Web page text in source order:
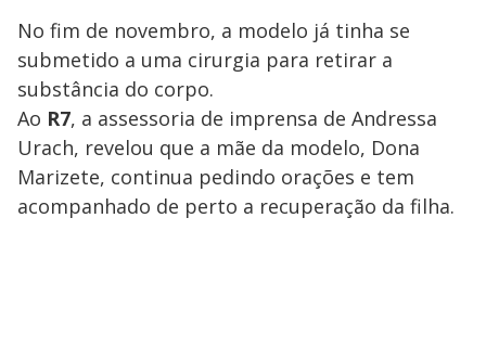
No fim de novembro, a modelo já tinha se
submetido a uma cirurgia para retirar a
substância do corpo.
Ao R7, a assessoria de imprensa de Andressa
Urach, revelou que a mãe da modelo, Dona
Marizete, continua pedindo orações e tem
acompanhado de perto a recuperação da filha.